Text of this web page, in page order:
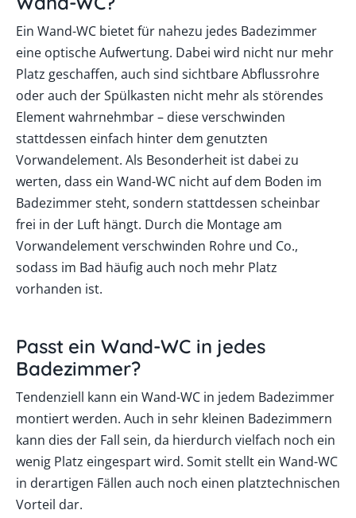
Ein Wand-WC bietet für nahezu jedes Badezimmer
eine optische Aufwertung. Dabei wird nicht nur mehr
Platz geschaffen, auch sind sichtbare Abflussrohre
oder auch der Spülkasten nicht mehr als störendes
Element wahrnehmbar – diese verschwinden
stattdessen einfach hinter dem genutzten
Vorwandelement. Als Besonderheit ist dabei zu
werten, dass ein Wand-WC nicht auf dem Boden im
Badezimmer steht, sondern stattdessen scheinbar
frei in der Luft hängt. Durch die Montage am
Vorwandelement verschwinden Rohre und Co.,
sodass im Bad häufig auch noch mehr Platz
vorhanden ist.
Passt ein Wand-WC in jedes
Badezimmer?
Tendenziell kann ein Wand-WC in jedem Badezimmer
montiert werden. Auch in sehr kleinen Badezimmern
kann dies der Fall sein, da hierdurch vielfach noch ein
wenig Platz eingespart wird. Somit stellt ein Wand-WC
in derartigen Fällen auch noch einen platztechnischen
Vorteil dar.